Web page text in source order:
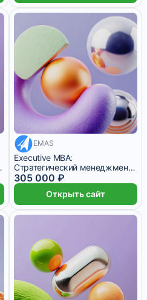
25 416 ₽/мес
EMAS
Executive MBA:
Стратегический менеджмент,
дипломы России и Швейцарии
305 000 ₽
Открыть сайт